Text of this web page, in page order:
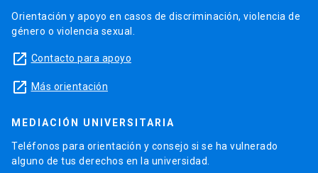
Orientación y apoyo en casos de discriminación, violencia de
género o violencia sexual.
launch Contacto para apoyo
launch Más orientación
MEDIACIÓN UNIVERSITARIA
Teléfonos para orientación y consejo si se ha vulnerado
alguno de tus derechos en la universidad.